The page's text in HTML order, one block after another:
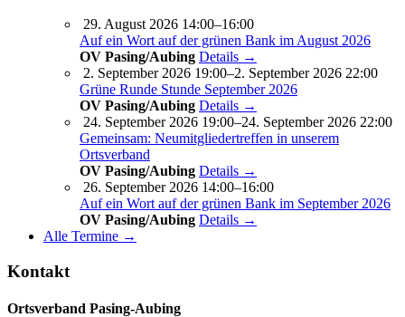
29. August 2026 14:00–16:00
Auf ein Wort auf der grünen Bank im August 2026
OV Pasing/Aubing Details →
2. September 2026 19:00–2. September 2026 22:00
Grüne Runde Stunde September 2026
OV Pasing/Aubing Details →
24. September 2026 19:00–24. September 2026 22:00
Gemeinsam: Neumitgliedertreffen in unserem
Ortsverband
OV Pasing/Aubing Details →
26. September 2026 14:00–16:00
Auf ein Wort auf der grünen Bank im September 2026
OV Pasing/Aubing Details →
Alle Termine →
Kontakt
Ortsverband Pasing-Aubing